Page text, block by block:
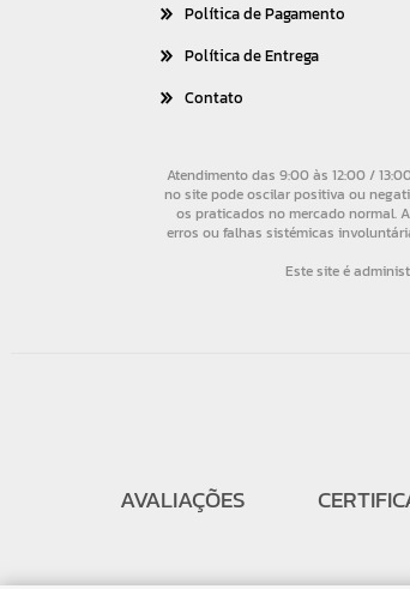
Política de Pagamento
Política de Entrega
Contato
AVALIAÇÕES